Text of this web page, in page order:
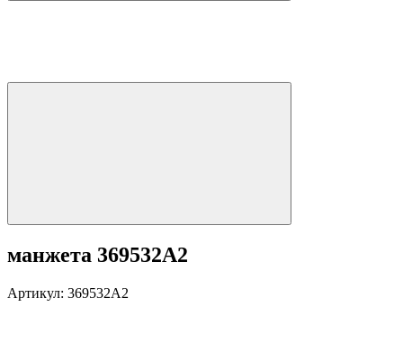
манжета 369532A2
Артикул: 369532A2